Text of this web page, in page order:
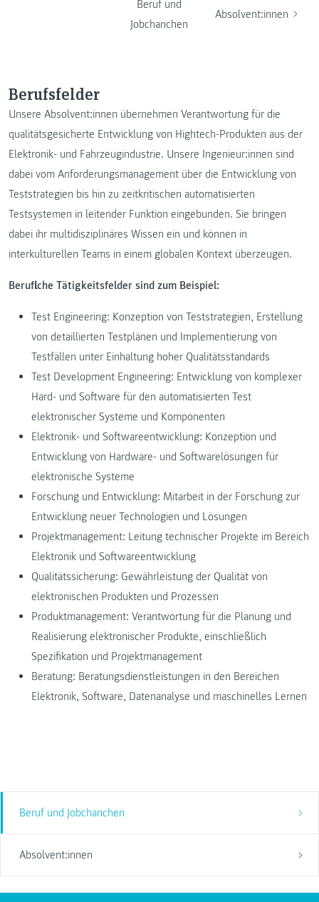
Beruf und
Jobchanchen
Absolvent:innen
Beruf und Jobchanchen
Absolvent:innen
Berufsfelder
Unsere Absolvent:innen übernehmen Verantwortung für die
qualitätsgesicherte Entwicklung von Hightech-Produkten aus der
Elektronik- und Fahrzeugindustrie. Unsere Ingenieur:innen sind
dabei vom Anforderungsmanagement über die Entwicklung von
Teststrategien bis hin zu zeitkritischen automatisierten
Testsystemen in leitender Funktion eingebunden. Sie bringen
dabei ihr multidisziplinäres Wissen ein und können in
interkulturellen Teams in einem globalen Kontext überzeugen.
Berufliche Tätigkeitsfelder sind zum Beispiel:
Test Engineering: Konzeption von Teststrategien, Erstellung
von detaillierten Testplänen und Implementierung von
Testfällen unter Einhaltung hoher Qualitätsstandards
Test Development Engineering: Entwicklung von komplexer
Hard- und Software für den automatisierten Test
elektronischer Systeme und Komponenten
Elektronik- und Softwareentwicklung: Konzeption und
Entwicklung von Hardware- und Softwarelösungen für
elektronische Systeme
Forschung und Entwicklung: Mitarbeit in der Forschung zur
Entwicklung neuer Technologien und Lösungen
Projektmanagement: Leitung technischer Projekte im Bereich
Elektronik und Softwareentwicklung
Qualitätssicherung: Gewährleistung der Qualität von
elektronischen Produkten und Prozessen
Produktmanagement: Verantwortung für die Planung und
Realisierung elektronischer Produkte, einschließlich
Spezifikation und Projektmanagement
Beratung: Beratungsdienstleistungen in den Bereichen
Elektronik, Software, Datenanalyse und maschinelles Lernen